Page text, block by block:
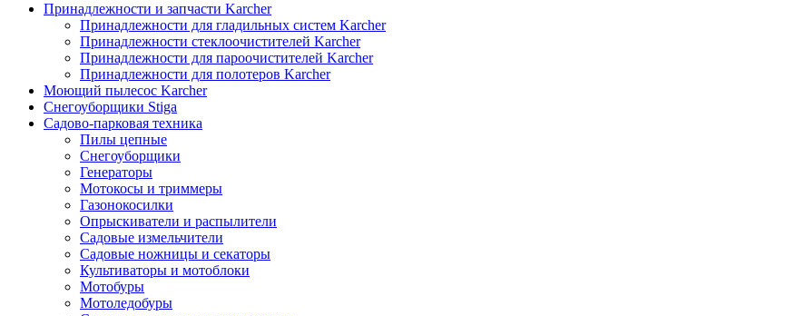
Принадлежности и запчасти Karcher
Принадлежности для гладильных систем Karcher
Принадлежности стеклоочистителей Karcher
Принадлежности для пароочистителей Karcher
Принадлежности для полотеров Karcher
Моющий пылесос Karcher
Снегоуборщики Stiga
Садово-парковая техника
Пилы цепные
Снегоуборщики
Генераторы
Мотокосы и триммеры
Газонокосилки
Опрыскиватели и распылители
Садовые измельчители
Садовые ножницы и секаторы
Культиваторы и мотоблоки
Мотобуры
Мотоледобуры